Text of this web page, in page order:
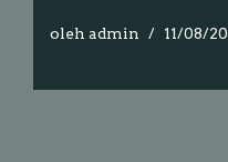
oleh admin 11/08/